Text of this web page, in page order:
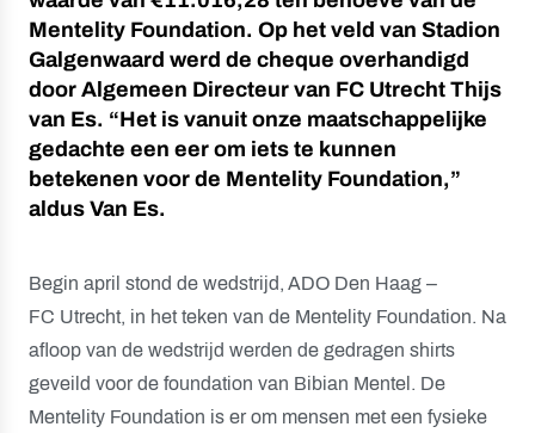
Mentelity Foundation. Op het veld van Stadion
Galgenwaard werd de cheque overhandigd
door Algemeen Directeur van FC Utrecht Thijs
van Es. “Het is vanuit onze maatschappelijke
gedachte een eer om iets te kunnen
betekenen voor de Mentelity Foundation,”
aldus Van Es.
Begin april stond de wedstrijd, ADO Den Haag –
FC Utrecht, in het teken van de Mentelity Foundation. Na
afloop van de wedstrijd werden de gedragen shirts
geveild voor de foundation van Bibian Mentel. De
Mentelity Foundation is er om mensen met een fysieke